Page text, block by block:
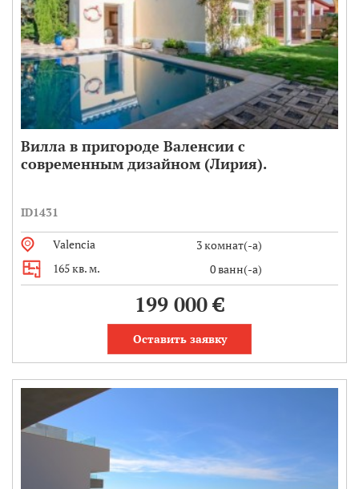
Вилла в пригороде Валенсии с
современным дизайном (Лирия).
ID1431
Valencia
3 комнат(-а)
165 кв. м.
0 ванн(-а)
199 000 €
Оставить заявку